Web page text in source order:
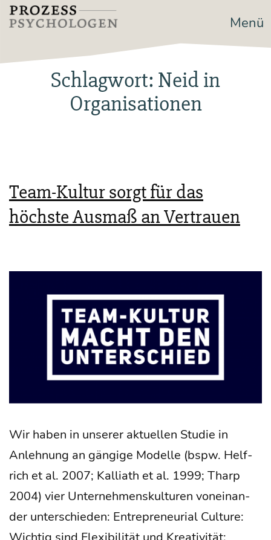
Zum
Inhalt
Prozesspsychologen Menü
Schlagwort: Neid in
Organisationen
Team-Kultur sorgt für das
höchste Ausmaß an Vertrauen
Wir haben in unse­rer aktu­el­len Stu­die in
Anleh­nung an gän­gi­ge Model­le (bspw. Helf­
rich et al. 2007; Kal­liath et al. 1999; Tharp
2004) vier Unter­neh­mens­kul­tu­ren von­ein­an­
der unter­schie­den: Entre­pre­neu­ri­al Cul­tu­re: